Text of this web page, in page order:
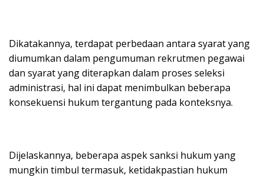
Dikatakannya, terdapat perbedaan antara syarat yang
diumumkan dalam pengumuman rekrutmen pegawai
dan syarat yang diterapkan dalam proses seleksi
administrasi, hal ini dapat menimbulkan beberapa
konsekuensi hukum tergantung pada konteksnya.
Dijelaskannya, beberapa aspek sanksi hukum yang
mungkin timbul termasuk, ketidakpastian hukum